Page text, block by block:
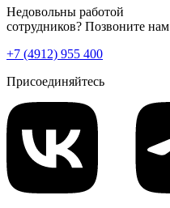
Недовольны работой
сотрудников? Позвоните нам
+7 (4912) 955 400
Присоединяйтесь